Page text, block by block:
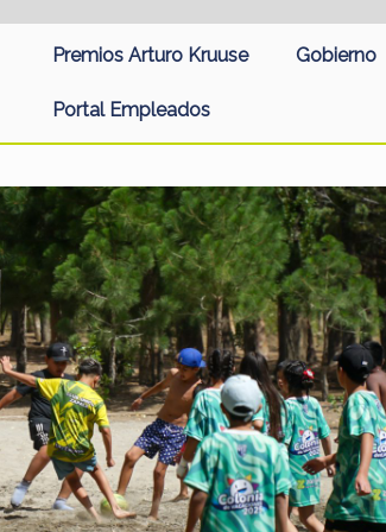
Premios Arturo Kruuse Gobierno
Portal Empleados